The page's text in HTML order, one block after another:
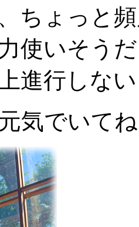
ちょっと
使いそう
進行しな
気でいて